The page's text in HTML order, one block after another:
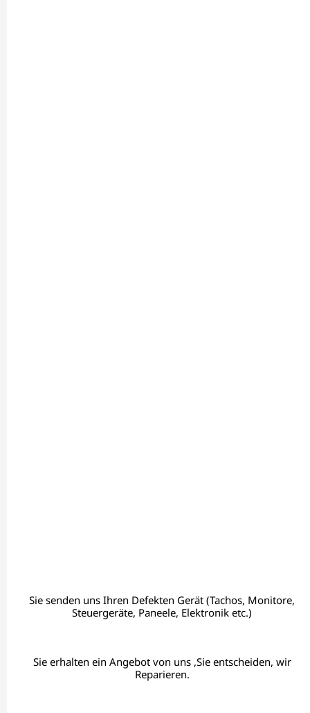
Sie senden uns Ihren Defekten Gerät (Tachos, Monitore,
Steuergeräte, Paneele, Elektronik etc.)
Sie erhalten ein Angebot von uns ,Sie entscheiden, wir
Reparieren.